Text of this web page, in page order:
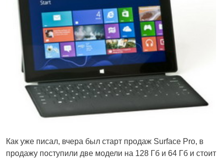
Как уже писал, вчера был старт продаж Surface Pro, в
продажу поступили две модели на 128 Гб и 64 Гб и стоит